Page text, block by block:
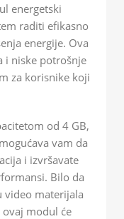
energetski
raditi efikasno
energije. Ova
i niske potrošnje
za korisnike koji
od 4 GB,
vam da
i izvršavate
Bilo da
video materijala
modul će